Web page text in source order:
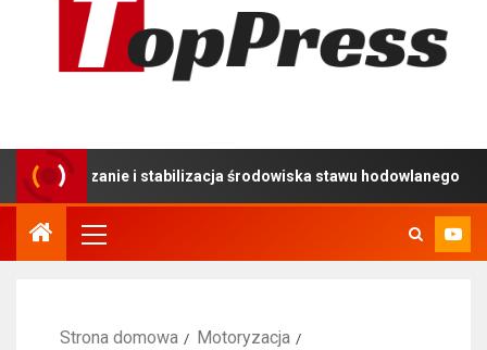
i stabilizacja środowiska stawu hodowlanego
Strona domowa
Motoryzacja